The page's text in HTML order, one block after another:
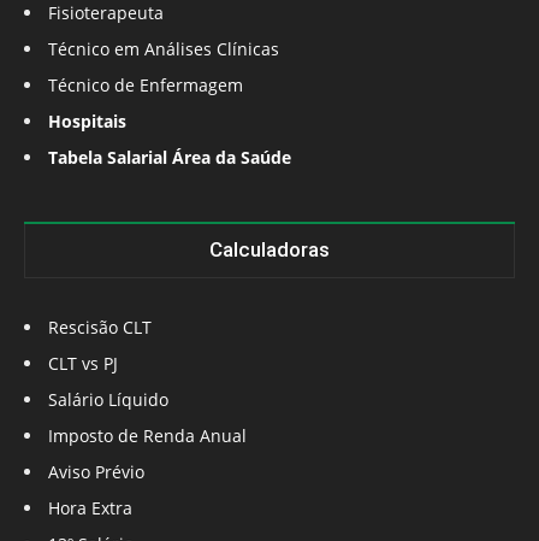
Fisioterapeuta
Técnico em Análises Clínicas
Técnico de Enfermagem
Hospitais
Tabela Salarial Área da Saúde
Calculadoras
Rescisão CLT
CLT vs PJ
Salário Líquido
Imposto de Renda Anual
Aviso Prévio
Hora Extra